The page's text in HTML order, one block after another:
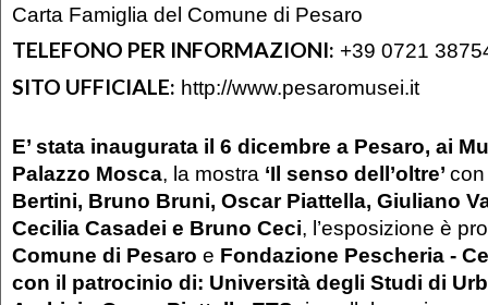
Carta Famiglia del Comune di Pesaro
TELEFONO PER INFORMAZIONI: +39 0721
SITO UFFICIALE: http://www.pesaromusei.it
E’ stata inaugurata il 6 dicembre a Pesaro, ai
Palazzo Mosca, la mostra ‘Il senso dell’oltre’
Bertini, Bruno Bruni, Oscar Piattella, Giuliano
Cecilia Casadei e Bruno Ceci, l’esposizione è
Comune di Pesaro e Fondazione Pescheria -
con il patrocinio di: Università degli Studi di